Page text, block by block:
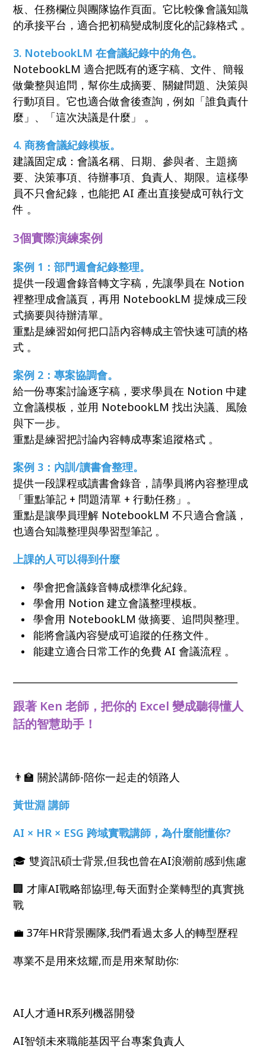
板、任務欄位與團隊協作頁面。它比較像會議知識
的承接平台，適合把初稿變成制度化的記錄格式 。
3. NotebookLM 在會議紀錄中的角色。
NotebookLM 適合把既有的逐字稿、文件、簡報
做彙整與追問，幫你生成摘要、關鍵問題、決策與
行動項目。它也適合做會後查詢，例如「誰負責什
麼」、「這次決議是什麼」 。
4. 商務會議紀錄模板。
建議固定成：會議名稱、日期、參與者、主題摘
要、決策事項、待辦事項、負責人、期限。這樣學
員不只會紀錄，也能把 AI 產出直接變成可執行文
件 。
3個實際演練案例
案例 1：部門週會紀錄整理。
提供一段週會錄音轉文字稿，先讓學員在 Notion
裡整理成會議頁，再用 NotebookLM 提煉成三段
式摘要與待辦清單。
重點是練習如何把口語內容轉成主管快速可讀的格
式 。
案例 2：專案協調會。
給一份專案討論逐字稿，要求學員在 Notion 中建
立會議模板，並用 NotebookLM 找出決議、風險
與下一步。
重點是練習把討論內容轉成專案追蹤格式 。
案例 3：內訓/讀書會整理。
提供一段課程或讀書會錄音，請學員將內容整理成
「重點筆記 + 問題清單 + 行動任務」。
重點是讓學員理解 NotebookLM 不只適合會議，
也適合知識整理與學習型筆記 。
上課的人可以得到什麼
學會把會議錄音轉成標準化紀錄。
學會用 Notion 建立會議整理模板。
學會用 NotebookLM 做摘要、追問與整理。
能將會議內容變成可追蹤的任務文件。
能建立適合日常工作的免費 AI 會議流程 。
跟著 Ken 老師，把你的 Excel 變成聽得懂人
話的智慧助手！
👨‍🏫 關於講師-陪你一起走的領路人
黃世淵 講師
AI × HR × ESG 跨域實戰講師，為什麼能懂你?
🎓 雙資訊碩士背景,但我也曾在AI浪潮前感到焦慮
🏢 才庫AI戰略部協理,每天面對企業轉型的真實挑
戰
💼 37年HR背景團隊,我們看過太多人的轉型歷程
專業不是用來炫耀,而是用來幫助你:
AI人才通HR系列機器開發
AI智領未來職能基因平台專案負責人